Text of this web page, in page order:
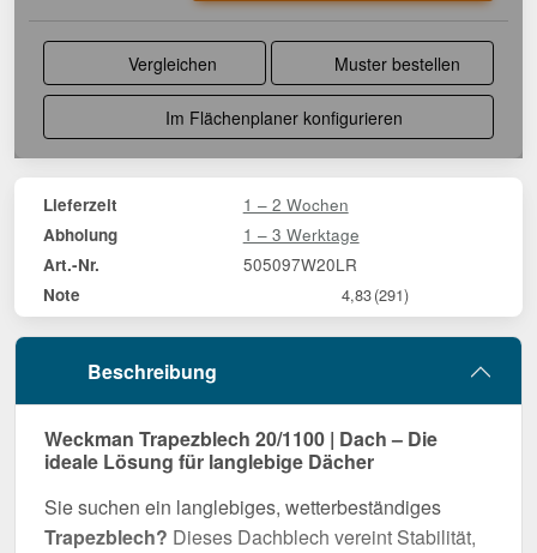
Vergleichen Muster bestellen
Im Flächenplaner konfigurieren
Lieferzeit 1 – 2 Wochen
Abholung 1 – 3 Werktage
Art.-Nr. 505097W20LR
Note 4,83(291)
Beschreibung
Weckman Trapezblech 20/1100 | Dach – Die
ideale Lösung für langlebige Dächer
Sie suchen ein langlebiges, wetterbeständiges
Trapezblech? Dieses Dachblech vereint Stabilität,